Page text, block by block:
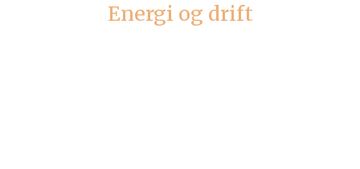
Energi og drift